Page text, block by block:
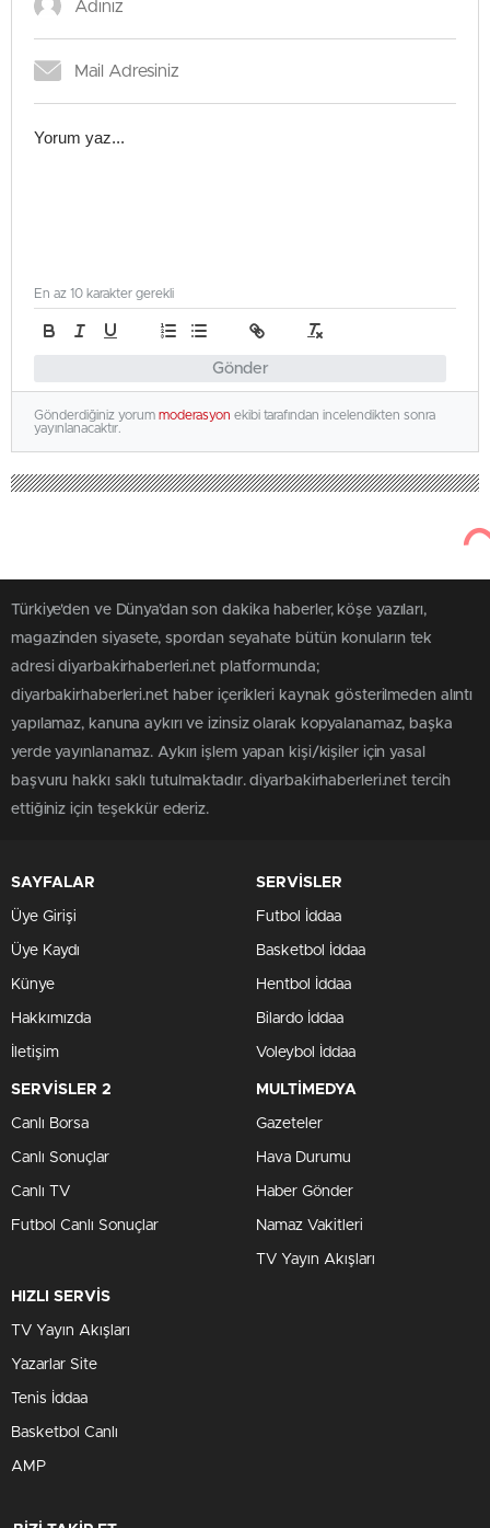
Gönder
En az 10 karakter gerekli
Gönderdiğiniz yorum moderasyon ekibi tarafından incelendikten sonra
yayınlanacaktır.
Türkiye'den ve Dünya’dan son dakika haberler, köşe yazıları,
magazinden siyasete, spordan seyahate bütün konuların tek
adresi diyarbakirhaberleri.net platformunda;
diyarbakirhaberleri.net haber içerikleri kaynak gösterilmeden alıntı
yapılamaz, kanuna aykırı ve izinsiz olarak kopyalanamaz, başka
yerde yayınlanamaz. Aykırı işlem yapan kişi/kişiler için yasal
başvuru hakkı saklı tutulmaktadır. diyarbakirhaberleri.net tercih
ettiğiniz için teşekkür ederiz.
SAYFALAR
Üye Girişi
Üye Kaydı
Künye
Hakkımızda
İletişim
SERVİSLER
Futbol İddaa
Basketbol İddaa
Hentbol İddaa
Bilardo İddaa
Voleybol İddaa
SERVİSLER 2
Canlı Borsa
Canlı Sonuçlar
Canlı TV
Futbol Canlı Sonuçlar
MULTİMEDYA
Gazeteler
Hava Durumu
Haber Gönder
Namaz Vakitleri
TV Yayın Akışları
HIZLI SERVİS
TV Yayın Akışları
Yazarlar Site
Tenis İddaa
Basketbol Canlı
AMP